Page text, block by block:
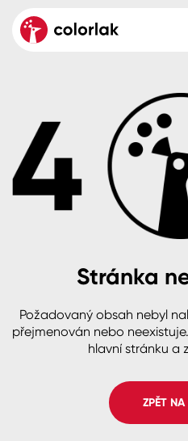
Velkoobchod
Aktuality
Reference
O společnosti
B2B +420
Česko
Slovensko
Dřevo
Beton, asfalt,
Plast, sklo,
Stěny
Fasády
Spreje
Colorlak Dekor
Colorlak Profi
Colorlak Pta
Stránka
Požadovaný obsah nebyl
přejmenován nebo
hlavní stránku a
ZPĚT